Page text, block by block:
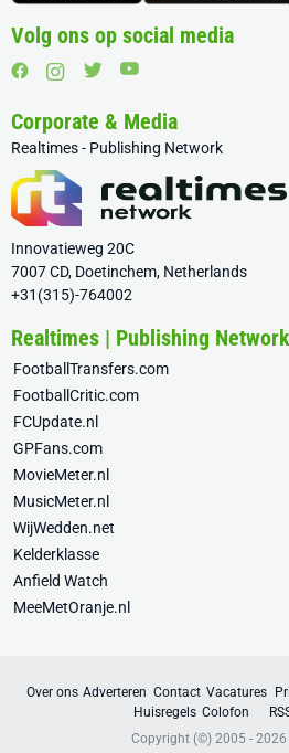
Volg ons op social media
Corporate & Media
Realtimes - Publishing Network
Innovatieweg 20C
7007 CD, Doetinchem, Netherlands
+31(315)-764002
Realtimes | Publishing Network
FootballTransfers.com
FootballCritic.com
FCUpdate.nl
GPFans.com
MovieMeter.nl
MusicMeter.nl
WijWedden.net
Kelderklasse
Anfield Watch
MeeMetOranje.nl
Over ons Adverteren Contact Vacatures
Huisregels Colofon
Copyright (©) 2005 - 2026